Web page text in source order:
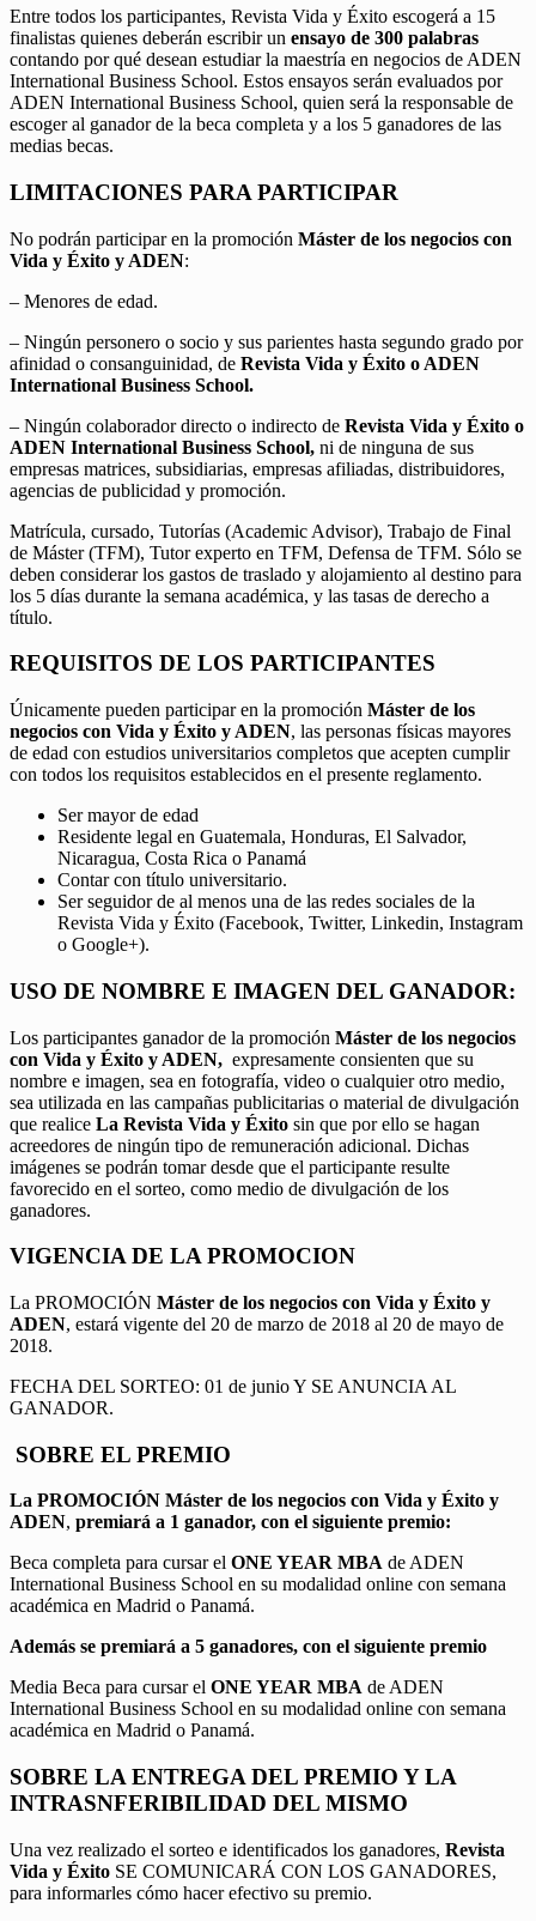
Entre todos los participantes, Revista Vida y Éxito escogerá a 15
finalistas quienes deberán escribir un ensayo de 300 palabras
contando por qué desean estudiar la maestría en negocios de ADEN
International Business School. Estos ensayos serán evaluados por
ADEN International Business School, quien será la responsable de
escoger al ganador de la beca completa y a los 5 ganadores de las
medias becas.
LIMITACIONES PARA PARTICIPAR
No podrán participar en la promoción Máster de los negocios con
Vida y Éxito y ADEN:
– Menores de edad.
– Ningún personero o socio y sus parientes hasta segundo grado por
afinidad o consanguinidad, de Revista Vida y Éxito o ADEN
International Business School.
– Ningún colaborador directo o indirecto de Revista Vida y Éxito o
ADEN International Business School, ni de ninguna de sus
empresas matrices, subsidiarias, empresas afiliadas, distribuidores,
agencias de publicidad y promoción.
Matrícula, cursado, Tutorías (Academic Advisor), Trabajo de Final
de Máster (TFM), Tutor experto en TFM, Defensa de TFM. Sólo se
deben considerar los gastos de traslado y alojamiento al destino para
los 5 días durante la semana académica, y las tasas de derecho a
título.
REQUISITOS DE LOS PARTICIPANTES
Únicamente pueden participar en la promoción Máster de los
negocios con Vida y Éxito y ADEN, las personas físicas mayores
de edad con estudios universitarios completos que acepten cumplir
con todos los requisitos establecidos en el presente reglamento.
Ser mayor de edad
Residente legal en Guatemala, Honduras, El Salvador,
Nicaragua, Costa Rica o Panamá
Contar con título universitario.
Ser seguidor de al menos una de las redes sociales de la
Revista Vida y Éxito (Facebook, Twitter, Linkedin, Instagram
o Google+).
USO DE NOMBRE E IMAGEN DEL GANADOR:
Los participantes ganador de la promoción Máster de los negocios
con Vida y Éxito y ADEN, expresamente consienten que su
nombre e imagen, sea en fotografía, video o cualquier otro medio,
sea utilizada en las campañas publicitarias o material de divulgación
que realice La Revista Vida y Éxito sin que por ello se hagan
acreedores de ningún tipo de remuneración adicional. Dichas
imágenes se podrán tomar desde que el participante resulte
favorecido en el sorteo, como medio de divulgación de los
ganadores.
VIGENCIA DE LA PROMOCION
La PROMOCIÓN Máster de los negocios con Vida y Éxito y
ADEN, estará vigente del 20 de marzo de 2018 al 20 de mayo de
2018.
FECHA DEL SORTEO: 01 de junio Y SE ANUNCIA AL
GANADOR.
SOBRE EL PREMIO
La PROMOCIÓN Máster de los negocios con Vida y Éxito y
ADEN, premiará a 1 ganador, con el siguiente premio:
Beca completa para cursar el ONE YEAR MBA de ADEN
International Business School en su modalidad online con semana
académica en Madrid o Panamá.
Además se premiará a 5 ganadores, con el siguiente premio
Media Beca para cursar el ONE YEAR MBA de ADEN
International Business School en su modalidad online con semana
académica en Madrid o Panamá.
SOBRE LA ENTREGA DEL PREMIO Y LA
INTRASNFERIBILIDAD DEL MISMO
Una vez realizado el sorteo e identificados los ganadores, Revista
Vida y Éxito SE COMUNICARÁ CON LOS GANADORES,
para informarles cómo hacer efectivo su premio.